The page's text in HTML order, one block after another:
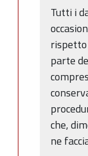
Tutti i
rispetto
parte
che,
ne